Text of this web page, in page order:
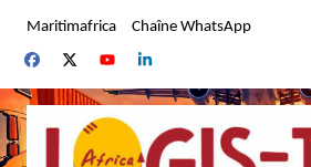
contenu
Maritimafrica Chaîne WhatsApp